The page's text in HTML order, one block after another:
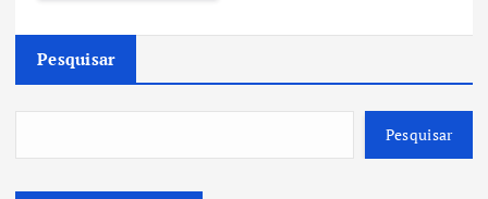
Pesquisar
Pesquisar